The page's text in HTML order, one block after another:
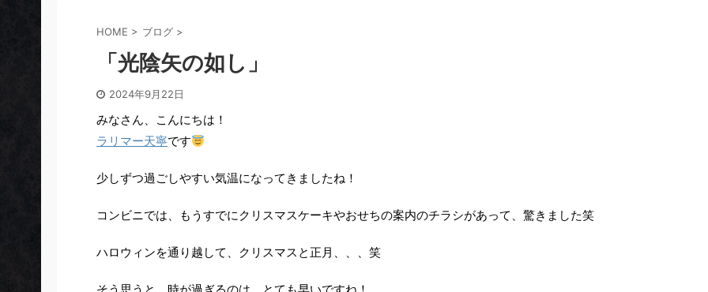
HOME > ブログ >
「光陰矢の如し」
2024年9月22日
みなさん、こんにちは！
ラリマー天寧です
少しずつ過ごしやすい気温になってきましたね！
コンビニでは、もうすでにクリスマスケーキやおせちの案内のチラシがあって、驚きました笑
ハロウィンを通り越して、クリスマスと正月、、、笑